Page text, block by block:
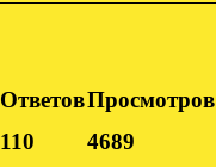
ОтветовПросмотров
110 4689